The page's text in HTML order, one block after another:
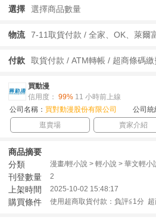
選擇 選擇商品數量
物流
付款 取貨付款 / ATM轉帳 / 超商條碼
買動漫
信用度： 99% 11 小時前上線
公司名稱： 買對動漫股份有限公司 公司統
逛賣場
賣家介紹
商品摘要
分類
漫畫/輕小說 > 輕小說 > 華文輕小
刊登數量 2
上架時間 2025-10-02 15:48:17
購買條件 使用超商取貨付款：負評≦1分